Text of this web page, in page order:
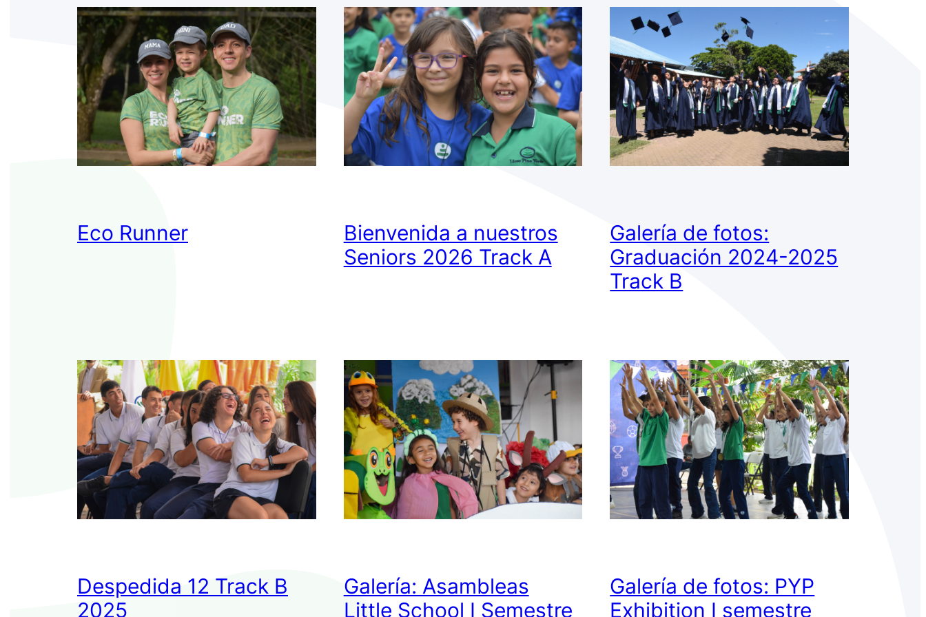
Eco Runner
Bienvenida a nuestros
Seniors 2026 Track A
Galería de fotos:
Graduación 2024-2025
Track B
Despedida 12 Track B
2025
Galería: Asambleas
Little School I Semestre
Galería de fotos: PYP
Exhibition I semestre